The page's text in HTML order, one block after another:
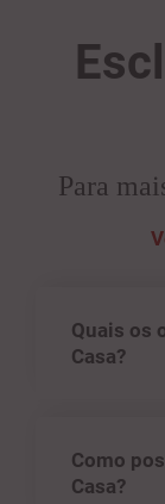
Para
Quais os
Casa?
Como
Casa?